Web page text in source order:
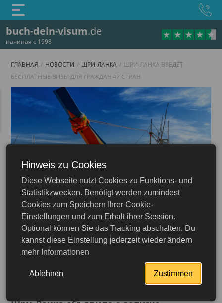
buch-dein-visum.de
начиная с 1998
Шри-Ланка
ГЛАВНАЯ НОВОСТИ ШРИ-ЛАНКА
ШРИ-ЛАНКА ВВЕДЁТ
БЕСПЛАТНЫЕ ВИЗЫ ДЛЯ ГРАЖДАН 47 СТРАН
01.11.2025
Шри-Ланка введёт
бесплатные визы для
граждан 47 стран
Hinweis zu Cookies
Diese Webseite nutzt Cookies zu Funktions- und
Statistikzwecken. Benötigt werden zumindest
Cookies zum Speichern Ihrer Cookie-
Einstellungen und zum Erhalt ihrer Session.
Optional können Sie das Tracking abschalten. Du
kannst diese Einstellung jederzeit wieder ändern
mehr Informationen
Ablehnen Zustimmen